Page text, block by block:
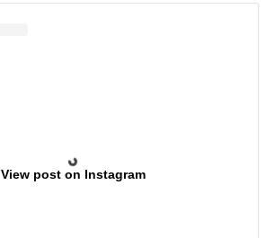
View post on Instagram